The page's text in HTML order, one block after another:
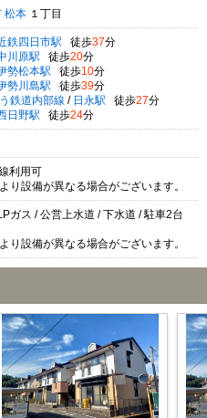
松本 １丁目
鉄四日市駅 徒歩37分
川原駅 徒歩20分
勢松本駅 徒歩10分
勢川島駅 徒歩39分
鉄道内部線 / 日永駅 徒歩27分
日野駅 徒歩24分
利用可
り設備が異なる場合がございます。
ガス / 公営上水道 / 下水道 / 駐車2台
り設備が異なる場合がございます。